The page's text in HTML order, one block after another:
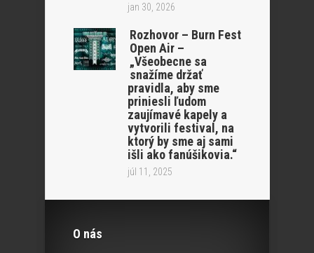
jan 30, 2026
Rozhovor – Burn Fest
Open Air –
„Všeobecne sa
snažíme držať
pravidla, aby sme
priniesli ľudom
zaujímavé kapely a
vytvorili festival, na
ktorý by sme aj sami
išli ako fanúšikovia.“
júl 11, 2025
O nás